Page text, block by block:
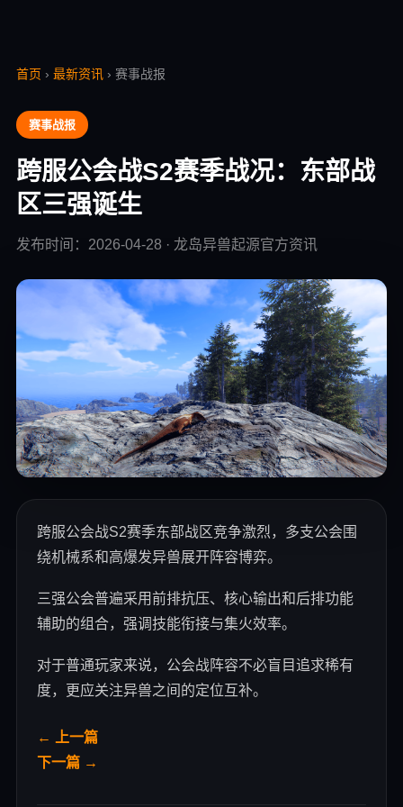
首页 › 最新资讯 › 赛事战报
赛事战报
跨服公会战S2赛季战况：东部战
区三强诞生
发布时间：2026-04-28 · 龙岛异兽起源官方资讯
跨服公会战S2赛季东部战区竞争激烈，多支公会围
绕机械系和高爆发异兽展开阵容博弈。
三强公会普遍采用前排抗压、核心输出和后排功能
辅助的组合，强调技能衔接与集火效率。
对于普通玩家来说，公会战阵容不必盲目追求稀有
度，更应关注异兽之间的定位互补。
← 上一篇
下一篇 →